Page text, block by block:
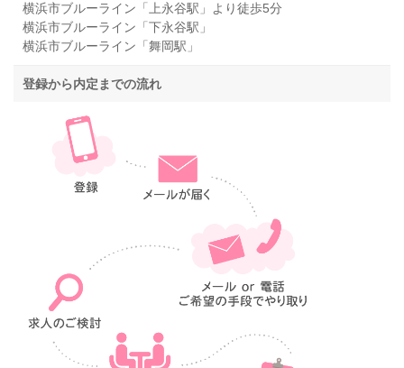
横浜市ブルーライン「上永谷駅」より徒歩5分
横浜市ブルーライン「下永谷駅」
横浜市ブルーライン「舞岡駅」
登録から内定までの流れ